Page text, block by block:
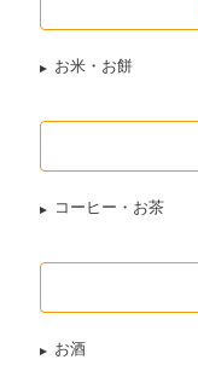
お米・お餅
コーヒー・お茶
お酒